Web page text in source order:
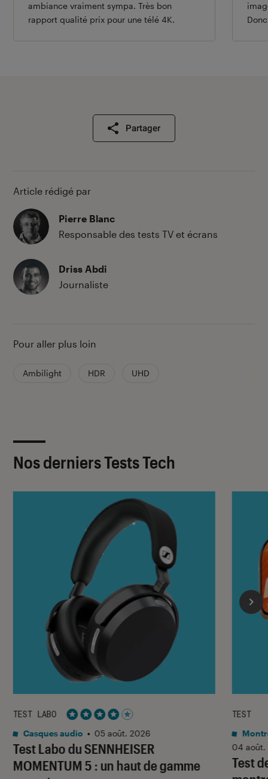
ambiance vraiment sympa. Très bon
rapport qualité prix pour une télé 4K.
Partager
Article rédigé par
Pierre Blanc
Responsable des tests TV et écrans
Driss Abdi
Journaliste
Pour aller plus loin
Ambilight HDR UHD
Nos derniers Tests Tech
Test Labo du SENNHEISER
MOMENTUM 5 : un haut de gamme
TEST LABO
Noté 4 étoiles sur 5
Casques audio • 05 août. 2026
Test
TEST
04 août.